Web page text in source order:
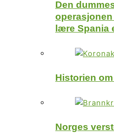
Den
lære Spania
Historien
Norges